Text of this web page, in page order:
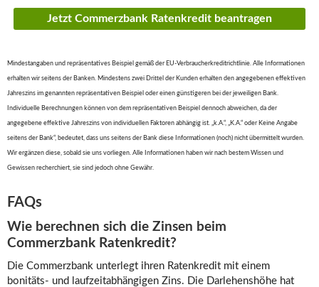
Jetzt Commerzbank Ratenkredit beantragen
Mindestangaben und repräsentatives Beispiel gemäß der EU-Verbraucherkreditrichtlinie. Alle Informationen
erhalten wir seitens der Banken. Mindestens zwei Drittel der Kunden erhalten den angegebenen effektiven
Jahreszins im genannten repräsentativen Beispiel oder einen günstigeren bei der jeweiligen Bank.
Individuelle Berechnungen können von dem repräsentativen Beispiel dennoch abweichen, da der
angegebene effektive Jahreszins von individuellen Faktoren abhängig ist. „k.A.“, „K.A.“ oder Keine Angabe
seitens der Bank“, bedeutet, dass uns seitens der Bank diese Informationen (noch) nicht übermittelt wurden.
Wir ergänzen diese, sobald sie uns vorliegen. Alle Informationen haben wir nach bestem Wissen und
Gewissen recherchiert, sie sind jedoch ohne Gewähr.
FAQs
Wie berechnen sich die Zinsen beim
Commerzbank Ratenkredit?
Die Commerzbank unterlegt ihren Ratenkredit mit einem
bonitäts- und laufzeitabhängigen Zins. Die Darlehenshöhe hat